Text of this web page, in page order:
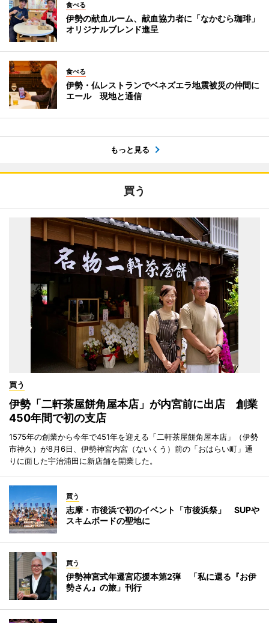
食べる
伊勢の献血ルーム、献血協力者に「なかむら珈琲」
オリジナルブレンド進呈
食べる
伊勢・仏レストランでベネズエラ地震被災の仲間に
エール 現地と通信
もっと見る
買う
買う
伊勢「二軒茶屋餅角屋本店」が内宮前に出店 創業
450年間で初の支店
1575年の創業から今年で451年を迎える「二軒茶屋餅角屋本店」（伊勢
市神久）が8月6日、伊勢神宮内宮（ないくう）前の「おはらい町」通
りに面した宇治浦田に新店舗を開業した。
買う
志摩・市後浜で初のイベント「市後浜祭」 SUPや
スキムボードの聖地に
買う
伊勢神宮式年遷宮応援本第2弾 「私に還る『お伊
勢さん』の旅」刊行